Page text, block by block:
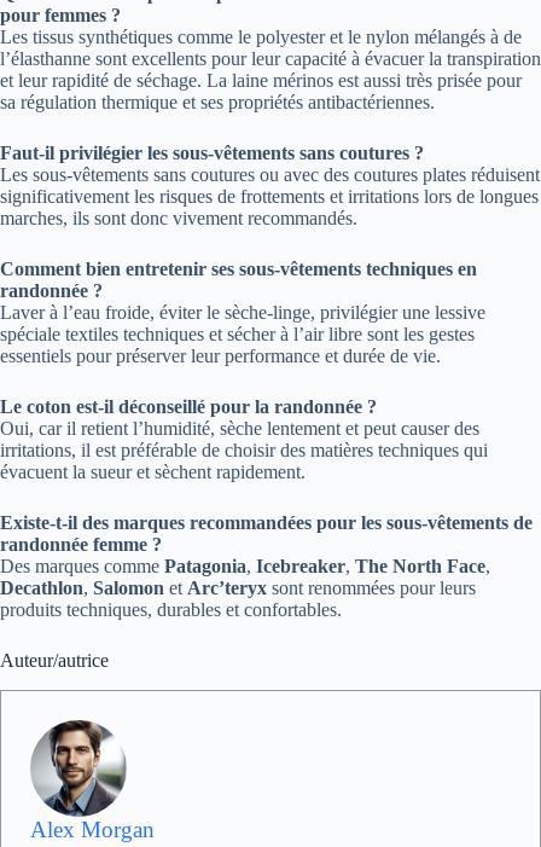
pour femmes ?
Les tissus synthétiques comme le polyester et le nylon mélangés à de
l’élasthanne sont excellents pour leur capacité à évacuer la transpiration
et leur rapidité de séchage. La laine mérinos est aussi très prisée pour
sa régulation thermique et ses propriétés antibactériennes.
Faut-il privilégier les sous-vêtements sans coutures ?
Les sous-vêtements sans coutures ou avec des coutures plates réduisent
significativement les risques de frottements et irritations lors de longues
marches, ils sont donc vivement recommandés.
Comment bien entretenir ses sous-vêtements techniques en
randonnée ?
Laver à l’eau froide, éviter le sèche-linge, privilégier une lessive
spéciale textiles techniques et sécher à l’air libre sont les gestes
essentiels pour préserver leur performance et durée de vie.
Le coton est-il déconseillé pour la randonnée ?
Oui, car il retient l’humidité, sèche lentement et peut causer des
irritations, il est préférable de choisir des matières techniques qui
évacuent la sueur et sèchent rapidement.
Existe-t-il des marques recommandées pour les sous-vêtements de
randonnée femme ?
Des marques comme Patagonia, Icebreaker, The North Face,
Decathlon, Salomon et Arc’teryx sont renommées pour leurs
produits techniques, durables et confortables.
Auteur/autrice
Alex Morgan